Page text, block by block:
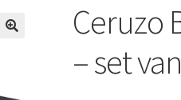
Ceruzo
– set